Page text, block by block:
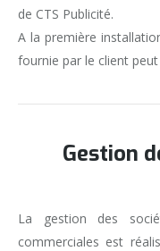
de CTS Publicité.
A la première
fournie par le client
Gestion
La gestion des
commerciales est